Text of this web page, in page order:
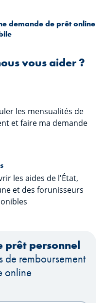
demande de prêt online
vous aider ?
les mensualités de
et faire ma demande
les aides de l'État,
et des forunisseurs
prêt personnel
de remboursement
online